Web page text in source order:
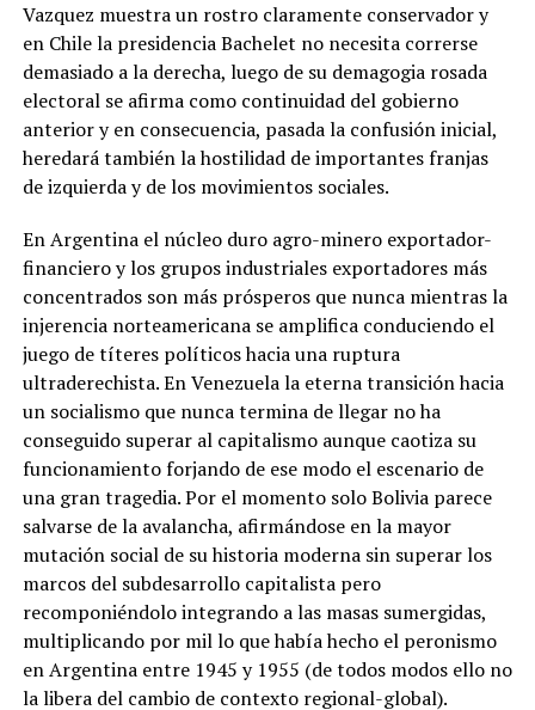
Vazquez muestra un rostro claramente conservador y
en Chile la presidencia Bachelet no necesita correrse
demasiado a la derecha, luego de su demagogia rosada
electoral se afirma como continuidad del gobierno
anterior y en consecuencia, pasada la confusión inicial,
heredará también la hostilidad de importantes franjas
de izquierda y de los movimientos sociales.
En Argentina el núcleo duro agro-minero exportador-
financiero y los grupos industriales exportadores más
concentrados son más prósperos que nunca mientras la
injerencia norteamericana se amplifica conduciendo el
juego de títeres políticos hacia una ruptura
ultraderechista. En Venezuela la eterna transición hacia
un socialismo que nunca termina de llegar no ha
conseguido superar al capitalismo aunque caotiza su
funcionamiento forjando de ese modo el escenario de
una gran tragedia. Por el momento solo Bolivia parece
salvarse de la avalancha, afirmándose en la mayor
mutación social de su historia moderna sin superar los
marcos del subdesarrollo capitalista pero
recomponiéndolo integrando a las masas sumergidas,
multiplicando por mil lo que había hecho el peronismo
en Argentina entre 1945 y 1955 (de todos modos ello no
la libera del cambio de contexto regional-global).